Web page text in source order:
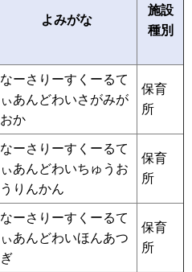
よみがな
施設
種別
なーさりーすくーるて
ぃあんどわいさがみが
おか
保育
所
なーさりーすくーるて
ぃあんどわいちゅうお
うりんかん
保育
所
なーさりーすくーるて
ぃあんどわいほんあつ
ぎ
保育
所